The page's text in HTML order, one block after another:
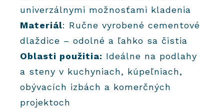
univerzálnymi možnosťami kladenia
Materiál: Ručne vyrobené cementové
dlaždice – odolné a ľahko sa čistia
Oblasti použitia: Ideálne na podlahy
a steny v kuchyniach, kúpeľniach,
obývacích izbách a komerčných
projektoch